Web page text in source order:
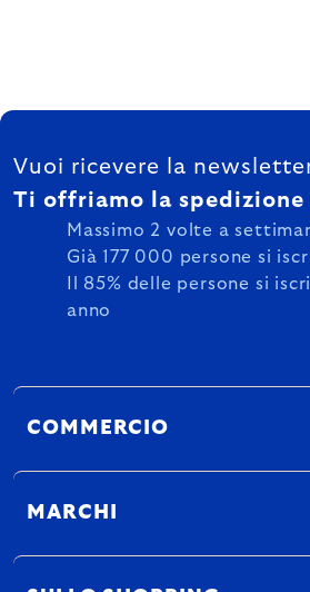
FOOTER
Vuoi ricevere la
Ti offriamo la
Massimo 2 volte a
Già 177 000 persone si
Il 85% delle persone si
anno
COMMERCIO
MARCHI